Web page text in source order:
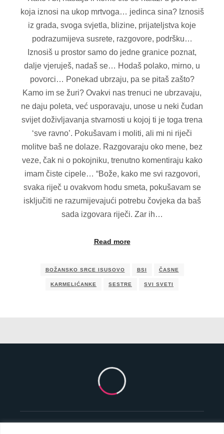
koja iznosi na ukop mrtvoga… jedinca sina? Iznosiš
iz grada, svoga svjetla, blizine, prijateljstva koje
podrazumijeva susrete, razgovore, podršku…
Iznosiš u prostor samo do jedne granice poznat,
dalje vjeruješ, nadaš se… Hodaš polako, mirno, u
povorci… Ponekad ubrzaju, pa se pitaš zašto?
Kamo im se žuri? Ovakvi nas trenuci ne ubrzavaju,
ne daju poleta, već usporavaju, unose u neki čudan
svijet doživljavanja stvarnosti u kojoj ti je toga trena
‘sve ravno’. Pokušavam i moliti, ali mi ni riječi
molitve baš ne dolaze. Razgovaraju oko mene, bez
veze, čak ni o pokojniku, trenutno komentiraju kako
imam čiste cipele… “Bože, kako me svi razgovori,
svaka riječ u ovakvom hodu smeta, pokušavam se
isključiti ne razumijevajući potrebu čovjeka da baš
sada izgovara riječi. Zar ih…
Read more
BOŽANSKO SRCE ISUSOVO BSI ČASNE
KARMELIĆANKE SESTRE SVI SVETI